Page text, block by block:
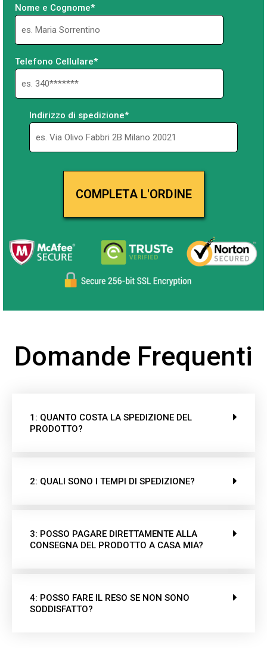
Nome e Cognome*
Telefono Cellulare*
Indirizzo di spedizione*
Domande Frequenti
1: QUANTO COSTA LA SPEDIZIONE DEL
PRODOTTO?
2: QUALI SONO I TEMPI DI SPEDIZIONE?
3: POSSO PAGARE DIRETTAMENTE ALLA
CONSEGNA DEL PRODOTTO A CASA MIA?
4: POSSO FARE IL RESO SE NON SONO
SODDISFATTO?